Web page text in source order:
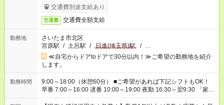
交通費別途支給あり
交通費 交通費全額支給
勤務地
さいたま市北区
宮原駅 / 土呂駅 / 日進(埼玉県)駅 / …
≪自宅からドアtoドアで30分以内！≫ご希望の勤務地を紹介
します。
勤務時間
9:00～18:00（休憩60分） ■ご希望があれば下記シフトもOK！
早番 7:00～16:00 遅番 10:00～19:00 夜勤 16:30～翌9:30 「家族
と休みを合わせたい」 「余裕を持って夕飯の準備がしたい」